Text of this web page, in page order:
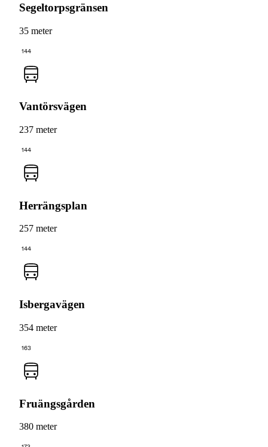
Segeltorpsgränsen
35 meter
144
Vantörsvägen
237 meter
144
Herrängsplan
257 meter
144
Isbergavägen
354 meter
163
Fruängsgården
380 meter